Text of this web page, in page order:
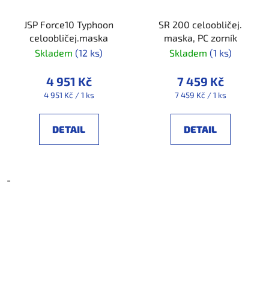
JSP Force10 Typhoon
celoobličej.maska
Skladem (12 ks)
4 951 Kč
Měrná
4 951 Kč / 1 ks
DETAIL
-
SR 200 celoobličej.
maska, PC zorník
Skladem (1 ks)
7 459 Kč
Měrná
7 459 Kč / 1 ks
DETAIL